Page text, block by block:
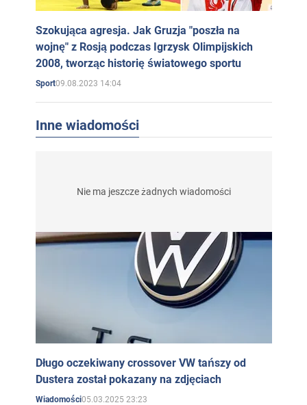
Szokująca agresja. Jak Gruzja "poszła na
wojnę" z Rosją podczas Igrzysk Olimpijskich
2008, tworząc historię światowego sportu
Sport09.08.2023 14:04
Inne wiadomości
Nie ma jeszcze żadnych wiadomości
Długo oczekiwany crossover VW tańszy od
Dustera został pokazany na zdjęciach
Wiadomości05.03.2025 23:23